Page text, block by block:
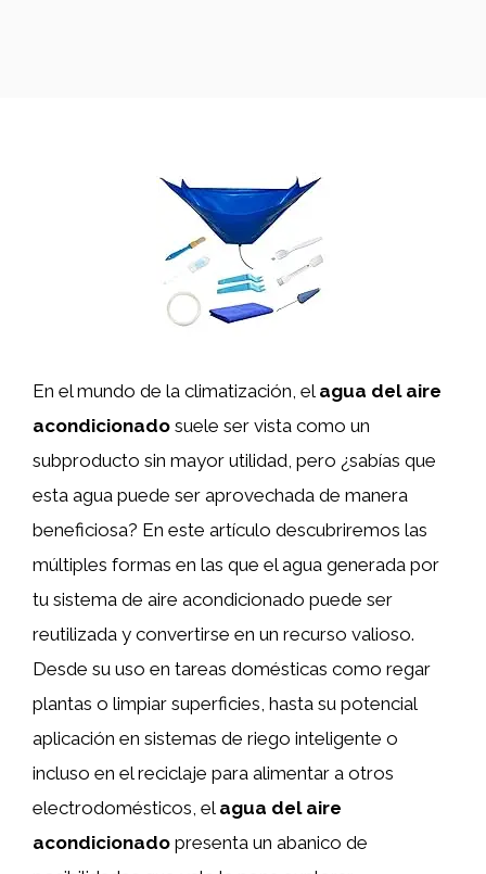
En el mundo de la climatización, el agua del aire
acondicionado suele ser vista como un
subproducto sin mayor utilidad, pero ¿sabías que
esta agua puede ser aprovechada de manera
beneficiosa? En este artículo descubriremos las
múltiples formas en las que el agua generada por
tu sistema de aire acondicionado puede ser
reutilizada y convertirse en un recurso valioso.
Desde su uso en tareas domésticas como regar
plantas o limpiar superficies, hasta su potencial
aplicación en sistemas de riego inteligente o
incluso en el reciclaje para alimentar a otros
electrodomésticos, el agua del aire
acondicionado presenta un abanico de